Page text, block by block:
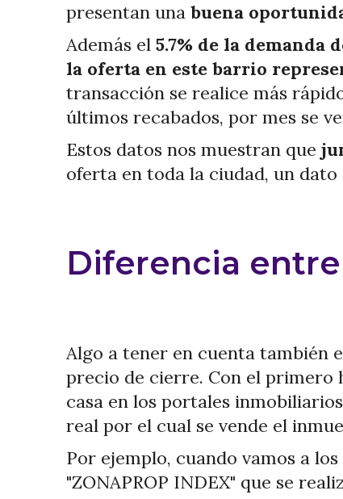
presentan una buena
Además el 5.7% de la demanda
la oferta en este barrio
transacción se realice más
últimos recabados, por mes se
Estos datos nos muestran que
oferta en toda la ciudad, un
Diferencia
Algo a tener en cuenta también
precio de cierre. Con el primero
casa en los portales
real por el cual se vende el
Por ejemplo, cuando vamos a
"ZONAPROP INDEX" que se